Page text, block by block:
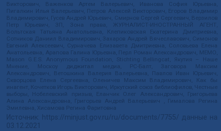
Викторович, Важенков Артем Валерьевич, Иванова София Юрьевна,
Пигалкин Илья Валерьевич, Петров Алексей Викторович, Егоров Владимир
Владимирович, Гусев Андрей Юрьевич, Смирнов Сергей Сергеевич, Верзилов
Петр Юрьевич, ЗП, Зона права, ЖУРНАЛИСТ-ИНОСТРАННЫЙ АГЕНТ,
Вольтская Татьяна Анатольевна, Клепиковская Екатерина Дмитриевна,
Сотников Даниил Владимирович, Захаров Андрей Вячеславович, Симонов
Евгений Алексеевич, Сурначева Елизавета Дмитриевна, Соловьева Елена
Анатольевна, Арапова Галина Юрьевна, Перл Роман Александрович, МЕМО,
Mason G.E.S. Anonymous Foundation, Stichting Bellingcat, Якутия – Наше
Мнение, Москоу диджитал медиа, РС-Балт, Заговора Максим
Александрович, Ветошкина Валерия Валерьевна, Павлов Иван Юрьевич,
Скворцова Елена Сергеевна, Оленичев Максим Владимирович, Как бы
инагент, Кочетков Игорь Викторович, Иркутский союз библиофилов, Честные
выборы, Нобелевский призыв, Еланчик Олег Александрович, Григорьева
Алина Александровна, Григорьев Андрей Валерьевич , Гималова Регина
Эмилевна, Хисамова Регина Фаритовна
Источник: https://minjust.gov.ru/ru/documents/7755/ данные на
03.12.2021